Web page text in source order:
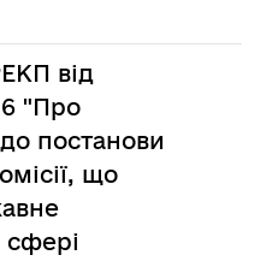
від
"Про
постанови
що